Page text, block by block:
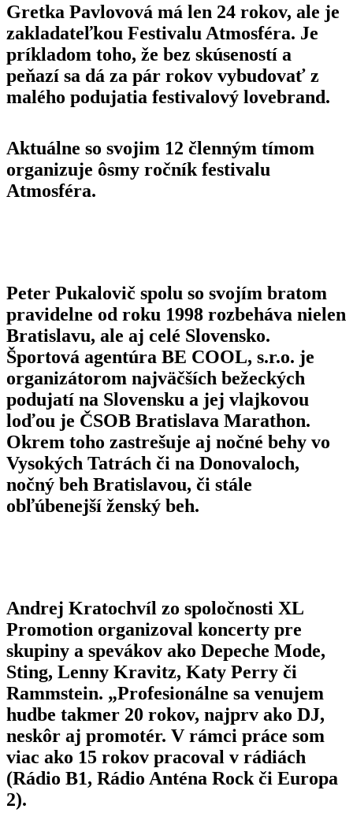
Gretka Pavlovová má len 24 rokov, ale je
zakladateľkou Festivalu Atmosféra. Je
príkladom toho, že bez skúseností a
peňazí sa dá za pár rokov vybudovať z
malého podujatia festivalový lovebrand.
Aktuálne so svojim 12 členným tímom
organizuje ôsmy ročník festivalu
Atmosféra.
Peter Pukalovič spolu so svojím bratom
pravidelne od roku 1998 rozbeháva nielen
Bratislavu, ale aj celé Slovensko.
Športová agentúra BE COOL, s.r.o. je
organizátorom najväčších bežeckých
podujatí na Slovensku a jej vlajkovou
loďou je ČSOB Bratislava Marathon.
Okrem toho zastrešuje aj nočné behy vo
Vysokých Tatrách či na Donovaloch,
nočný beh Bratislavou, či stále
obľúbenejší ženský beh.
Andrej Kratochvíl zo spoločnosti XL
Promotion organizoval koncerty pre
skupiny a spevákov ako Depeche Mode,
Sting, Lenny Kravitz, Katy Perry či
Rammstein. „Profesionálne sa venujem
hudbe takmer 20 rokov, najprv ako DJ,
neskôr aj promotér. V rámci práce som
viac ako 15 rokov pracoval v rádiách
(Rádio B1, Rádio Anténa Rock či Europa
2).